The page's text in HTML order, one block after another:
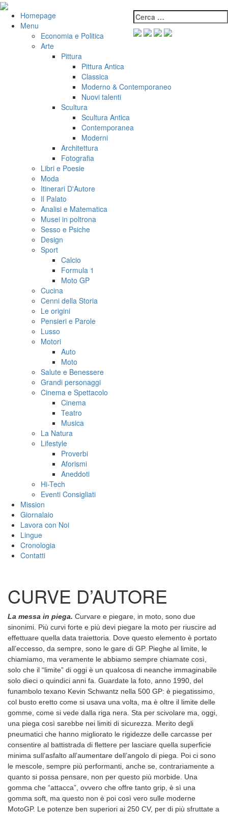
Salta
contenuto
VeniVidiVici Cerca:
Homepage
Menu
Economia e Politica
Arte
Pittura
Pittura Antica
Classica
Moderno & Contemporaneo
Nuovi talenti
Scultura
Scultura Antica
Contemporanea
Moderni
Architettura
Fotografia
Libri e Poesie
Moda
Itinerari D'Autore
Il Palato
Analisi e Matematica
Musei in poltrona
Sesso e Psiche
Design
Sport
Calcio
Formula 1
Moto GP
Cucina
Cenni della Storia
Le origini
Pensieri e Parole
Lusso
Motori
Auto
Moto
Salute e Benessere
Grandi personaggi
Cinema e Spettacolo
Cinema
Teatro
Musica
La Natura
Lifestyle
Proverbi
Aforismi
Aneddoti
Hi-Tech
Eventi Consigliati
Mission
Giornalaio
Lavora con Noi
Lingue
Cronologia
Contatti
CURVE D’AUTORE
La messa in piega. Curvare e piegare, in moto, sono due
sinonimi. Più curvi forte e più devi piegare la moto per riuscire ad
effettuare quella data traiettoria. Dove questo elemento è portato
all’eccesso, da sempre, sono le gare di GP. Pieghe al limite, le
chiamiamo, ma veramente le abbiamo sempre chiamate così,
solo che il “limite” di oggi è un qualcosa di neanche immaginabile
solo dieci o quindici anni fa. Guardate la foto, anno 1990, del
funambolo texano Kevin Schwantz nella 500 GP: è piegatissimo,
col busto eretto come si usava una volta, ma è oltre il limite delle
gomme, come si vede dalla riga nera. Sta per scivolare ma, oggi,
una piega così sarebbe nei limiti di sicurezza. Merito degli
pneumatici che hanno migliorato le rigidezze delle carcasse per
consentire al battistrada di flettere per lasciare quella superficie
minima sull’asfalto all’aumentare dell’angolo di piega. Poi ci sono
le mescole, sempre più performanti, anche se, contrariamente a
quanto si possa pensare, non per questo più morbide. Una
gomma che “attacca”, ovvero che offre tanto grip, è sì una
gomma soft, ma questo non è poi così vero sulle moderne
MotoGP. Le potenze ben superiori ai 250 CV, per di più sfruttate a